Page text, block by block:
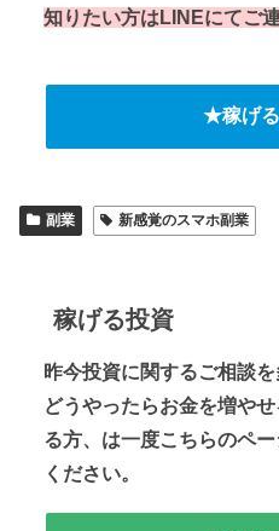
知りたい方はLINEにてご
★稼げ
副業 新感覚のスマホ副業
稼げる投資
昨今投資に関するご相談を
どうやったらお金を増や
る方、は一度こちらのペ
ください。